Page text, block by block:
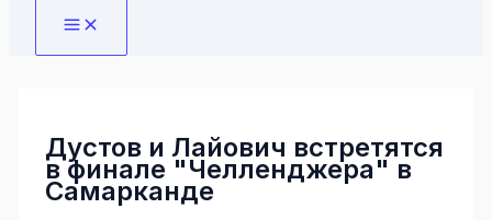
Дустов и Лайович встретятся
в финале "Челленджера" в
Самарканде